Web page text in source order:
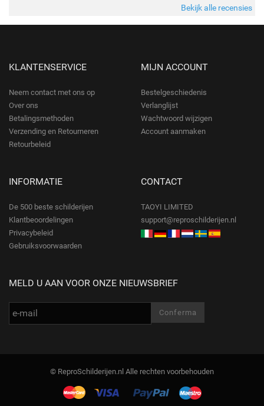
Bekijk alle recensies
KLANTENSERVICE
Neem contact met ons op
Over ons
Betalingsmethoden
Verzending en Retourneren
Retourbeleid
MIJN ACCOUNT
Bestelgeschiedenis
Verlanglijst
Wachtwoord wijzigen
Account aanmaken
INFORMATIE
De 500 beste schilderijen
Klantbeoordelingen
Privacybeleid
Gebruiksvoorwaarden
CONTACT
TAOYI LIMITED
support@reproschilderijen.nl
MELD U AAN VOOR ONZE NIEUWSBRIEF
© ReproSchilderijen.nl Alle rechten voorbehouden